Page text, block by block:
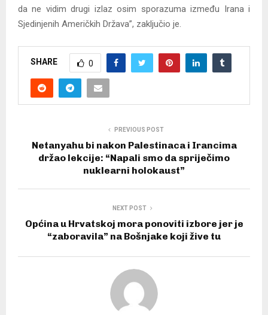
da ne vidim drugi izlaz osim sporazuma između Irana i
Sjedinjenih Američkih Država”, zaključio je.
SHARE 0
PREVIOUS POST
Netanyahu bi nakon Palestinaca i Irancima
držao lekcije: “Napali smo da spriječimo
nuklearni holokaust”
NEXT POST
Općina u Hrvatskoj mora ponoviti izbore jer je
“zaboravila” na Bošnjake koji žive tu